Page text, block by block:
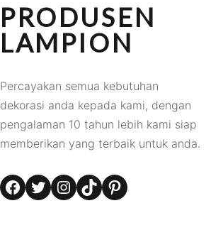
PRODUSEN
LAMPION
Percayakan semua kebutuhan
dekorasi anda kepada kami, dengan
pengalaman 10 tahun lebih kami siap
memberikan yang terbaik untuk anda.
Facebook Twitter Instagram TikTok Pinterest